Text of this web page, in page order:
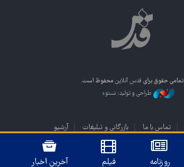
تمامی حقوق برای قدس آنلاین محفوظ است.
طراحی و تولید: نستوه
تماس با ما بازرگانی و تبلیغات آرشیو
روزنامه فیلم آخرین اخبار